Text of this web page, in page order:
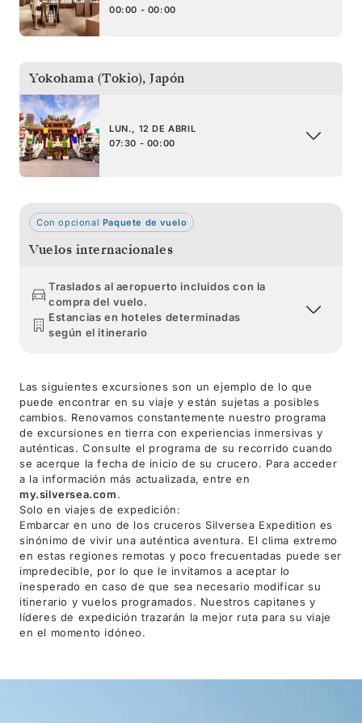
00:00 - 00:00
Yokohama (Tokio), Japón
LUN., 12 DE ABRIL
07:30 - 00:00
Con opcional Paquete de vuelo
Vuelos internacionales
Traslados al aeropuerto incluidos con la
compra del vuelo.
Estancias en hoteles determinadas
según el itinerario
Las siguientes excursiones son un ejemplo de lo que
puede encontrar en su viaje y están sujetas a posibles
cambios. Renovamos constantemente nuestro programa
de excursiones en tierra con experiencias inmersivas y
auténticas. Consulte el programa de su recorrido cuando
se acerque la fecha de inicio de su crucero. Para acceder
a la información más actualizada, entre en
my.silversea.com.
Solo en viajes de expedición:
Embarcar en uno de los cruceros Silversea Expedition es
sinónimo de vivir una auténtica aventura. El clima extremo
en estas regiones remotas y poco frecuentadas puede ser
impredecible, por lo que le invitamos a aceptar lo
inesperado en caso de que sea necesario modificar su
itinerario y vuelos programados. Nuestros capitanes y
líderes de expedición trazarán la mejor ruta para su viaje
en el momento idóneo.